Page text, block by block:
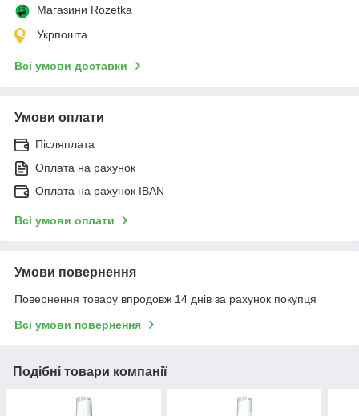
Магазини Rozetka
Укрпошта
Всі умови доставки
Умови оплати
Післяплата
Оплата на рахунок
Оплата на рахунок IBAN
Всі умови оплати
Умови повернення
Повернення товару впродовж 14 днів за рахунок покупця
Всі умови повернення
Подібні товари компанії